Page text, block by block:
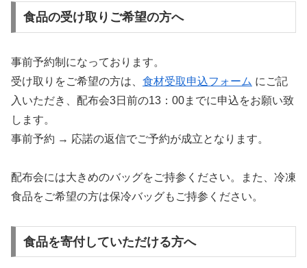
食品の受け取りご希望の方へ
事前予約制になっております。
受け取りをご希望の方は、 食材受取申込フォーム にご記
入いただき、配布会3日前の13：00までに申込をお願い致
します。
事前予約 → 応諾の返信でご予約が成立となります。
配布会には大きめのバッグをご持参ください。また、冷凍
食品をご希望の方は保冷バッグもご持参ください。
食品を寄付していただける方へ